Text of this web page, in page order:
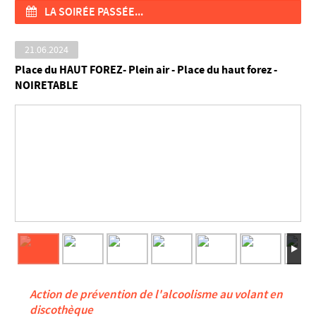
LA SOIRÉE PASSÉE...
21.06.2024
Place du HAUT FOREZ- Plein air - Place du haut forez -
NOIRETABLE
Action de prévention de l'alcoolisme au volant en
discothèque